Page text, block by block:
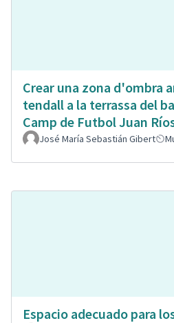
Crear una zona d'ombra
tendall a la terrassa del
Camp de Futbol Juan
José María Sebastián Gibert
Espacio adecuado para